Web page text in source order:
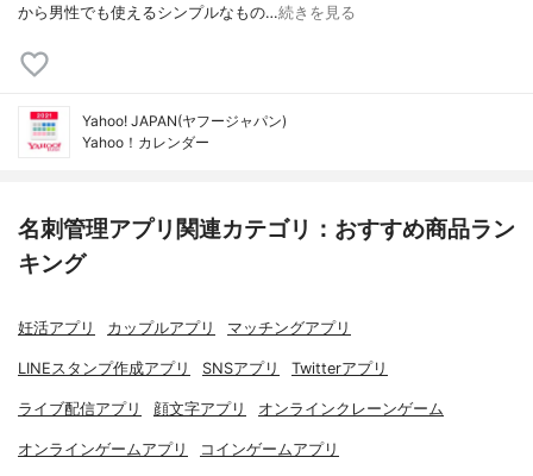
から男性でも使えるシンプルなもの…続きを見る
Yahoo! JAPAN(ヤフージャパン)
Yahoo！カレンダー
名刺管理アプリ関連カテゴリ：おすすめ商品ラン
キング
妊活アプリ カップルアプリ マッチングアプリ
LINEスタンプ作成アプリ SNSアプリ Twitterアプリ
ライブ配信アプリ 顔文字アプリ オンラインクレーンゲーム
オンラインゲームアプリ コインゲームアプリ